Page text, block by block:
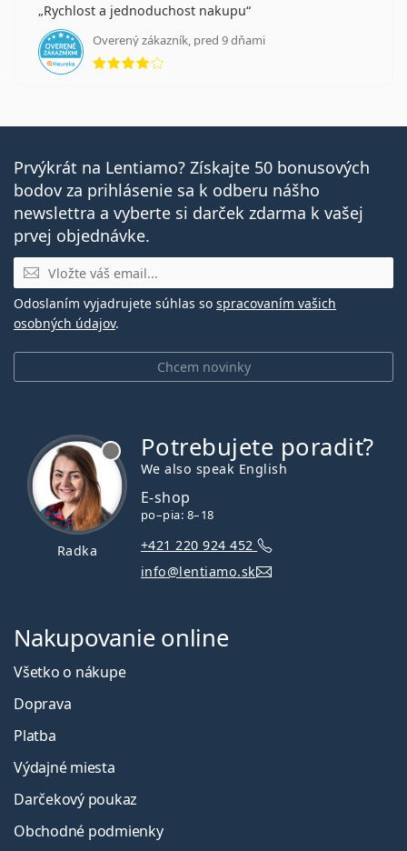
Rychlost a jednoduchost nakupu
Overený zákazník, pred 9 dňami
hodnotenie 4 z 5
Prvýkrát na Lentiamo? Získajte 50 bonusových
bodov za prihlásenie sa k odberu nášho
newslettra a vyberte si darček zdarma k vašej
prvej objednávke.
E-mail
Chcem novinky
Odoslaním vyjadrujete súhlas so spracovaním vašich
osobných údajov.
Radka
Potrebujete poradiť?
We also speak English
E-shop
po–pia: 8–18
+421 220 924 452
info@lentiamo.sk
Nakupovanie online
Všetko o nákupe
Doprava
Platba
Výdajné miesta
Darčekový poukaz
Obchodné podmienky